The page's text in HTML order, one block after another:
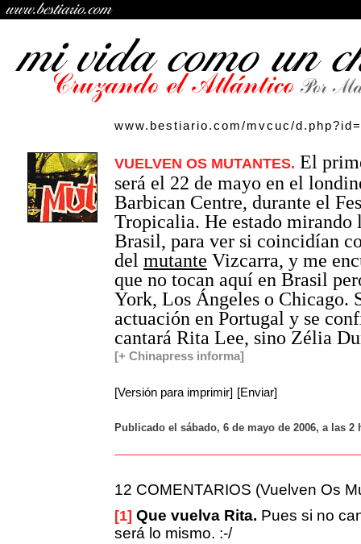
www.bestiario.com/mvcuc/
VUELVEN OS MUTANTES. El
será el 22 de mayo en el
Barbican Centre, durante el
Tropicalia. He estado mirando
Brasil, para ver si coincidían
del mutante Vizcarra, y me
que no tocan aquí en Brasil
York, Los Ángeles o Chicago.
actuación en Portugal y se
cantará Rita Lee, sino Zélia
[+ Chinapress informa]
[Versión para imprimir] [Enviar]
Publicado el sábado, 6 de mayo de 2006, a las 2
12 COMENTARIOS (Vuelven Os
[1] Que vuelva Rita. Pues si no
será lo mismo. :-/